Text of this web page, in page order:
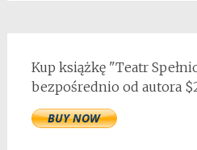
Kup książkę "Teatr
bezpośrednio od autora